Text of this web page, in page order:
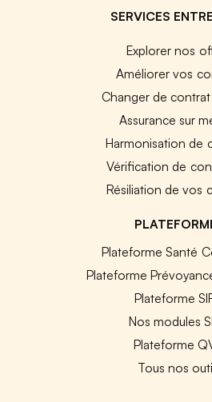
SERVICES
Explorer nos
Améliorer vos
Changer de
Assurance sur
Harmonisation de
Vérification de
Résiliation de vos
Plateforme Santé
Plateforme
Plateforme
Nos modules
Plateforme
Tous nos